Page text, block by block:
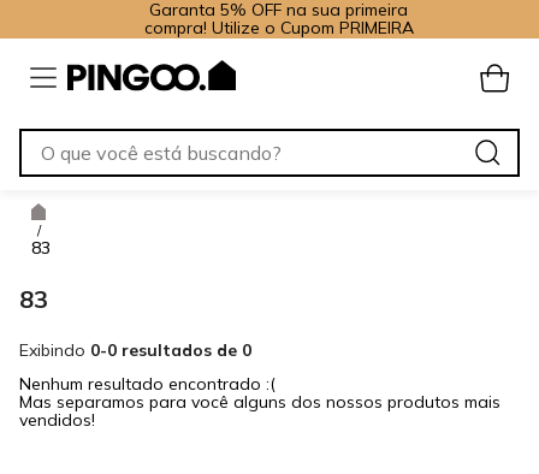
Garanta 5% OFF na sua primeira
compra! Utilize o Cupom PRIMEIRA
/
83
83
Exibindo 0-0 resultados de 0
Nenhum resultado encontrado :(
Mas separamos para você alguns dos nossos produtos mais
vendidos!